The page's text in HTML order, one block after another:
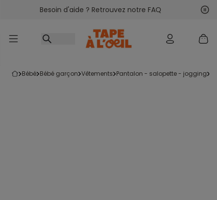
Accéder au contenu
Besoin d'aide ? Retrouvez notre FAQ
bébé bébé garçon vêtements pantalon - salopette - jogging